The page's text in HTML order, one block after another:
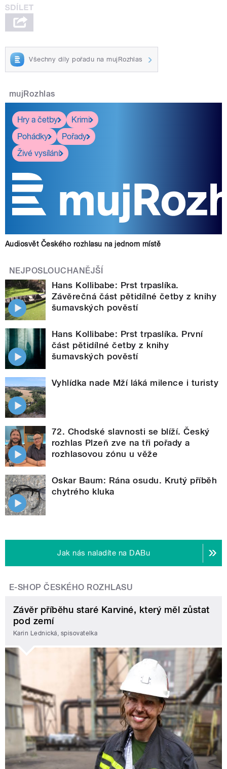
Všechny díly pořadu na mujRozhlas
mujRozhlas
Hry a četby
Krimi
Pohádky
Pořady
Živé vysílání
Audiosvět Českého rozhlasu na jednom místě
NEJPOSLOUCHANĚJŠÍ
Hans Kollibabe: Prst trpaslíka.
Závěrečná část pětidílné četby z knihy
šumavských pověstí
Hans Kollibabe: Prst trpaslíka. První
část pětidílné četby z knihy
šumavských pověstí
Vyhlídka nade Mží láká milence i turisty
72. Chodské slavnosti se blíží. Český
rozhlas Plzeň zve na tři pořady a
rozhlasovou zónu u věže
Oskar Baum: Rána osudu. Krutý příběh
chytrého kluka
Jak nás naladíte na DABu
E-SHOP ČESKÉHO ROZHLASU
Závěr příběhu staré Karviné, který měl zůstat
pod zemí
Karin Lednická, spisovatelka